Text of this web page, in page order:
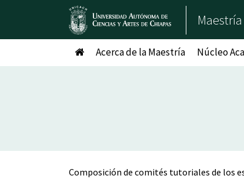
Acerca de la Maestría Núcleo
Composición de comités tutoriales de los